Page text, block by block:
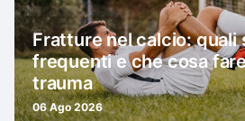
Fratture nel calcio: quali
frequenti e che cosa
trauma
06 Ago 2026